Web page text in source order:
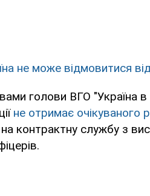
не може відмовитися від
голови ВГО "Україна
не отримає очікуваного
контрактну службу з